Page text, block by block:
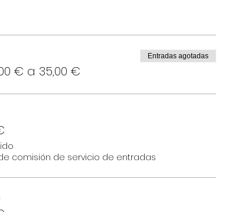
€ a 35,00 €
Entradas agotadas
comisión de servicio de entradas